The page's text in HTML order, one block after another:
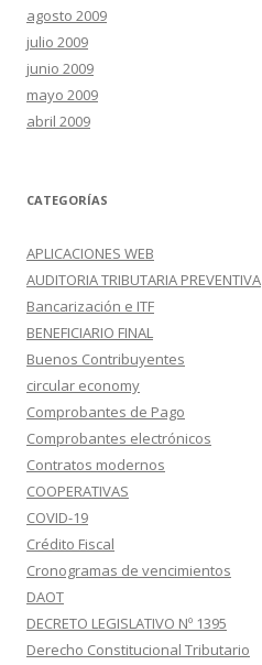
agosto 2009
julio 2009
junio 2009
mayo 2009
abril 2009
CATEGORÍAS
APLICACIONES WEB
AUDITORIA TRIBUTARIA PREVENTIVA
Bancarización e ITF
BENEFICIARIO FINAL
Buenos Contribuyentes
circular economy
Comprobantes de Pago
Comprobantes electrónicos
Contratos modernos
COOPERATIVAS
COVID-19
Crédito Fiscal
Cronogramas de vencimientos
DAOT
DECRETO LEGISLATIVO Nº 1395
Derecho Constitucional Tributario